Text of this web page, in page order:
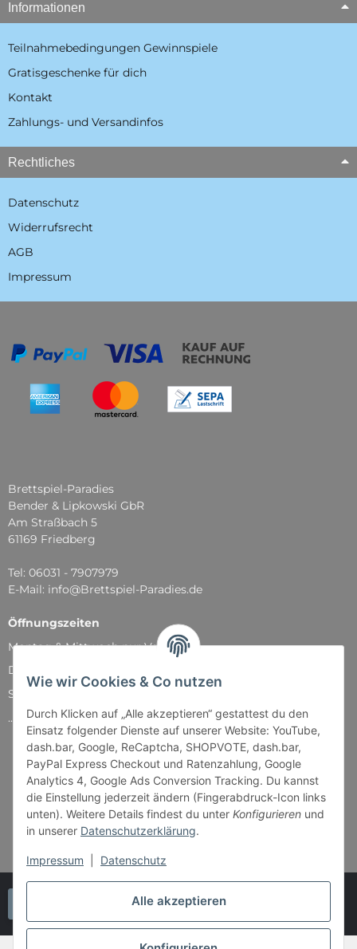
Alle akzeptieren
Wie wir Cookies & Co nutzen
Durch Klicken auf „Alle akzeptieren“ gestattest du den
Einsatz folgender Dienste auf unserer Website: YouTube,
dash.bar, Google, ReCaptcha, SHOPVOTE, dash.bar,
PayPal Express Checkout und Ratenzahlung, Google
Analytics 4, Google Ads Conversion Tracking. Du kannst
die Einstellung jederzeit ändern (Fingerabdruck-Icon links
unten). Weitere Details findest du unter Konfigurieren und
in unserer Datenschutzerklärung.
Impressum Datenschutz
Informationen
Teilnahmebedingungen Gewinnspiele
Gratisgeschenke für dich
Kontakt
Zahlungs- und Versandinfos
Rechtliches
Datenschutz
Widerrufsrecht
AGB
Impressum
Brettspiel-Paradies
Bender & Lipkowski GbR
Am Straßbach 5
61169 Friedberg
Tel: 06031 - 7907979
E-Mail: info@Brettspiel-Paradies.de
Öffnungszeiten
Montag & Mittwoch nur Versand
Dienstag, Donnerstag und Freitag: 11:00 - 18:30 Uhr
Samstag: 11:00 - 14:00 Uhr
...und natürlich während unserer Events